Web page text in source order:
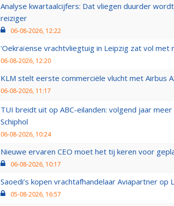
Analyse kwartaalcijfers: Dat vliegen duurder
reiziger
06-08-2026, 12:22
'Oekraïense vrachtvliegtuig in Leipzig zat vol met
06-08-2026, 12:20
KLM stelt eerste commerciële vlucht met Airbus
06-08-2026, 11:17
TUI breidt uit op ABC-eilanden: volgend jaar
Schiphol
06-08-2026, 10:24
Nieuwe ervaren CEO moet het tij keren voor
06-08-2026, 10:17
Saoedi’s kopen vrachtafhandelaar Aviapartner op
05-08-2026, 16:57